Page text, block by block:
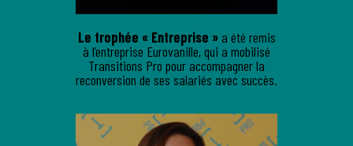
Le trophée « Entreprise »a été remis
à l’entreprise Eurovanille, qui a mobilisé
Transitions Pro pour accompagner la
reconversion de ses salariés avec succès.